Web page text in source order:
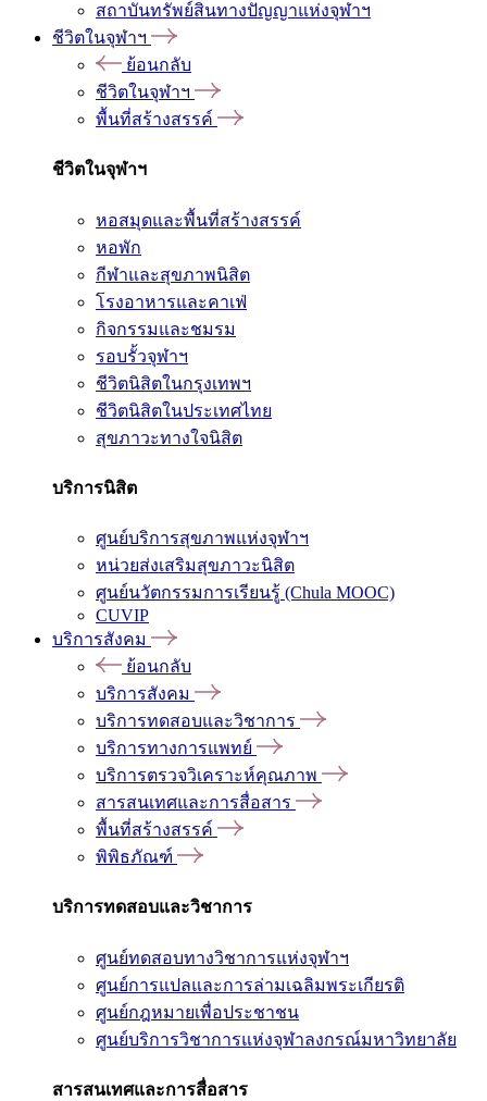
สถาบันทรัพย์สินทางปัญญาแห่งจุฬาฯ
ชีวิตในจุฬาฯ
ย้อนกลับ
ชีวิตในจุฬาฯ
พื้นที่สร้างสรรค์
ชีวิตในจุฬาฯ
หอสมุดและพื้นที่สร้างสรรค์
หอพัก
กีฬาและสุขภาพนิสิต
โรงอาหารและคาเฟ่
กิจกรรมและชมรม
รอบรั้วจุฬาฯ
ชีวิตนิสิตในกรุงเทพฯ
ชีวิตนิสิตในประเทศไทย
สุขภาวะทางใจนิสิต
บริการนิสิต
ศูนย์บริการสุขภาพแห่งจุฬาฯ
หน่วยส่งเสริมสุขภาวะนิสิต
ศูนย์นวัตกรรมการเรียนรู้ (Chula MOOC)
CUVIP
บริการสังคม
ย้อนกลับ
บริการสังคม
บริการทดสอบและวิชาการ
บริการทางการแพทย์
บริการตรวจวิเคราะห์คุณภาพ
สารสนเทศและการสื่อสาร
พื้นที่สร้างสรรค์
พิพิธภัณฑ์
บริการทดสอบและวิชาการ
ศูนย์ทดสอบทางวิชาการแห่งจุฬาฯ
ศูนย์การแปลและการล่ามเฉลิมพระเกียรติ
ศูนย์กฎหมายเพื่อประชาชน
ศูนย์บริการวิชาการแห่งจุฬาลงกรณ์มหาวิทยาลัย
สารสนเทศและการสื่อสาร